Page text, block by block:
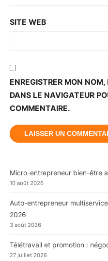
SITE WEB
ENREGISTRER MON
DANS LE NAVIGATEUR
COMMENTAIRE.
Micro-entrepreneur bien-être
10 août 2026
Auto-entrepreneur
2026
3 août 2026
Télétravail et promotion :
27 juillet 2026